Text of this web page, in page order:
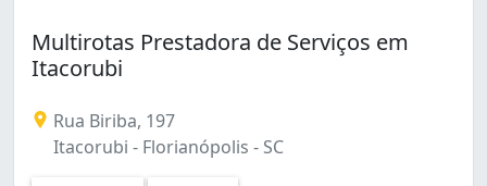
Multirotas Prestadora de Serviços em
Itacorubi
Rua Biriba, 197
Itacorubi - Florianópolis - SC